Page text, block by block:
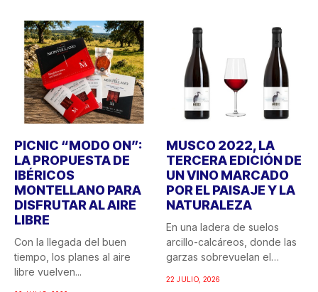
PICNIC “MODO ON”:
LA PROPUESTA DE
IBÉRICOS
MONTELLANO PARA
DISFRUTAR AL AIRE
LIBRE
Con la llegada del buen
tiempo, los planes al aire
libre vuelven...
MUSCO 2022, LA
TERCERA EDICIÓN DE
UN VINO MARCADO
POR EL PAISAJE Y LA
NATURALEZA
En una ladera de suelos
arcillo-calcáreos, donde las
garzas sobrevuelan el
22 JULIO, 2026